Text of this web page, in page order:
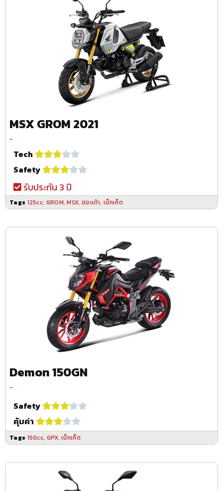
MSX GROM 2021
-
Tech
Safety
รับประกัน 3 ปี
Tags 125cc, GROM,MSX, ฮอนด้า,เน็กเก็ต
Demon 150GN
-
Safety
คุ้มค่า
Tags 150cc, GPX,เน็กเก็ต